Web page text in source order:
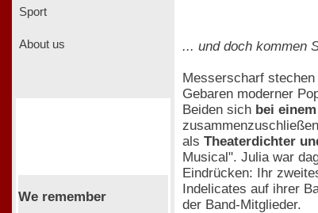
Sport
About us
We remember
... und doch kommen
Messerscharf stechen
Gebaren moderner
Beiden sich bei
als Theaterdichter
Musical". Julia war
Eindrücken: Ihr
Indelicates auf ihrer
der Band-Mitglieder.